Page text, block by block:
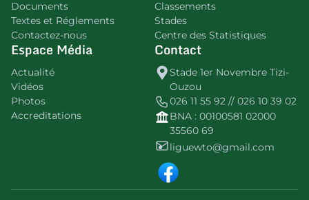
Documents
Textes et Réglements
Contactez-nous
Classements
Stades
Centre des Statistiques
Espace Média
Actualité
Vidéos
Photos
Accreditations
Contact
Stade 1er Novembre Tizi-
Ouzou
026 11 55 92 // 026 10 39 02
BNA : 00100581 02000
35560 69
liguewto@gmail.com